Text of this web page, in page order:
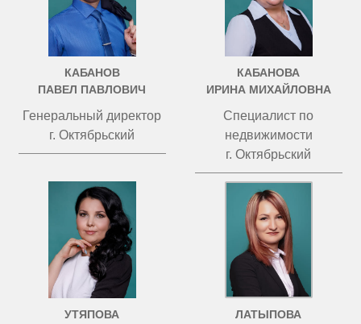
КАБАНОВ
ПАВЕЛ ПАВЛОВИЧ
Генеральный директор
г. Октябрьский
КАБАНОВА
ИРИНА МИХАЙЛОВНА
Специалист по
недвижимости
г. Октябрьский
УТЯПОВА
ЛАТЫПОВА